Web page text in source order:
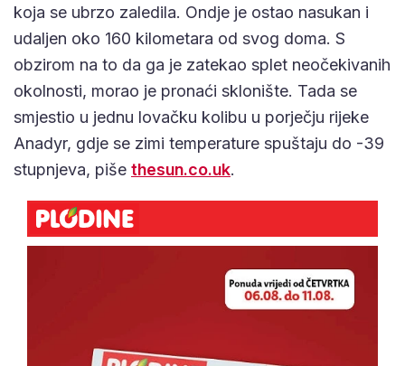
koja se ubrzo zaledila. Ondje je ostao nasukan i
udaljen oko 160 kilometara od svog doma. S
obzirom na to da ga je zatekao splet neočekivanih
okolnosti, morao je pronaći sklonište. Tada se
smjestio u jednu lovačku kolibu u porječju rijeke
Anadyr, gdje se zimi temperature spuštaju do -39
stupnjeva, piše thesun.co.uk.